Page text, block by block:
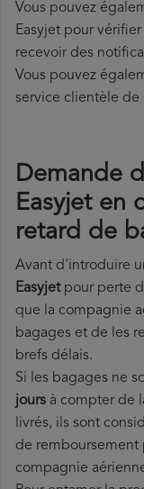
Vous pouvez
Easyjet pour
recevoir des
Vous pouvez
service clientèle de
Demande
Easyjet en
retard de
Avant d'introduire
Easyjetpour perte
que la compagnie
bagages et de les
brefs délais.
Si les bagages ne
jours à compter de
livrés, ils sont
de remboursement
compagnie